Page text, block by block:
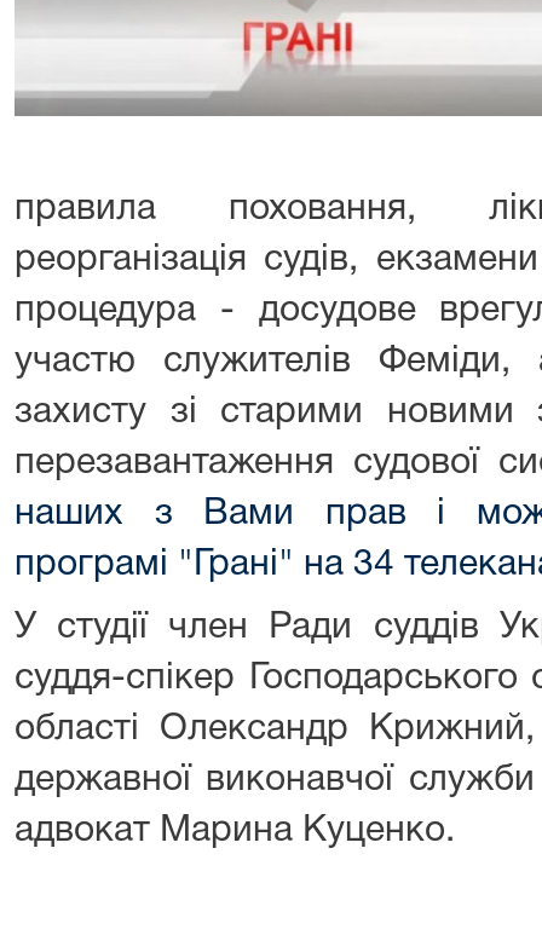
правила поховання,
реорганізація судів,
процедура - досудове
участю служителів
захисту зі старими
перезавантаження судової
наших з Вами прав і
програмі "Грані" на 34
У студії член Ради суддів
суддя-спікер Господарського
області Олександр
державної виконавчої
адвокат Марина Куценко.